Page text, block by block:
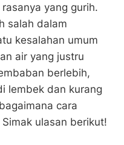
yang gurih.
salah dalam
kesalahan umum
air yang justru
berlebih,
lembek dan kurang
cara
ulasan berikut!